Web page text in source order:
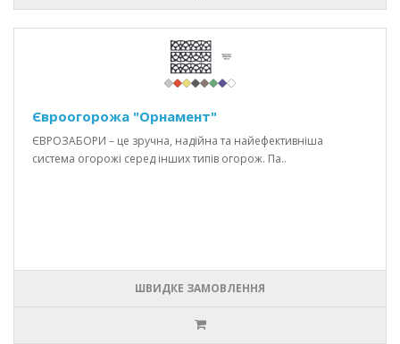
Євроогорожа "Орнамент"
ЄВРОЗАБОРИ – це зручна, надійна та найефективніша
система огорожі серед інших типів огорож. Па..
ШВИДКЕ ЗАМОВЛЕННЯ